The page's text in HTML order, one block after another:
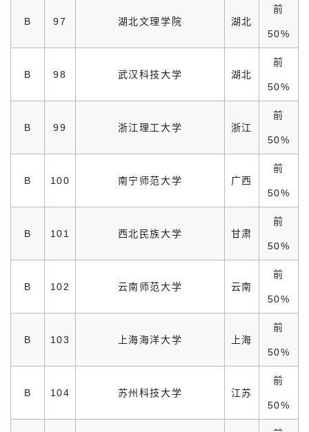
B 97 湖北文理学院 湖北
前
50%
B 98 武汉科技大学 湖北
前
50%
B 99 浙江理工大学 浙江
前
50%
B 100 南宁师范大学 广西
前
50%
B 101 西北民族大学 甘肃
前
50%
B 102 云南师范大学 云南
前
50%
B 103 上海海洋大学 上海
前
50%
B 104 苏州科技大学 江苏
前
50%